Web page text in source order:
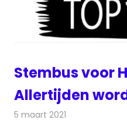
Stembus voor
Allertijden
5 maart 2021